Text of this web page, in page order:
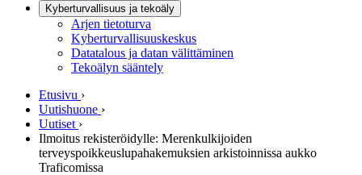
Kyberturvallisuus ja tekoäly
Arjen tietoturva
Kyberturvallisuuskeskus
Datatalous ja datan välittäminen
Tekoälyn sääntely
Etusivu ›
Uutishuone ›
Uutiset ›
Ilmoitus rekisteröidylle: Merenkulkijoiden
terveyspoikkeuslupahakemuksien arkistoinnissa aukko
Traficomissa